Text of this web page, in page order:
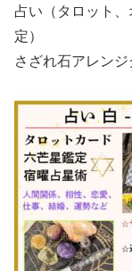
占い（タロット
定）
さざれ石アレン